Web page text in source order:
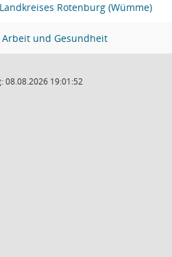
Rotenburg (Wümme)
Arbeit und Gesundheit
08.08.2026 19:01:52